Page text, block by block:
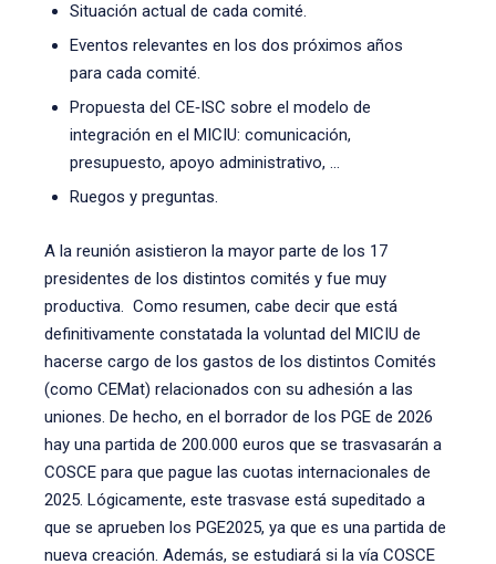
Situación actual de cada comité.
Eventos relevantes en los dos próximos años
para cada comité.
Propuesta del CE‐ISC sobre el modelo de
integración en el MICIU: comunicación,
presupuesto, apoyo administrativo, …
Ruegos y preguntas.
A la reunión asistieron la mayor parte de los 17
presidentes de los distintos comités y fue muy
productiva. Como resumen, cabe decir que está
definitivamente constatada la voluntad del MICIU de
hacerse cargo de los gastos de los distintos Comités
(como CEMat) relacionados con su adhesión a las
uniones. De hecho, en el borrador de los PGE de 2026
hay una partida de 200.000 euros que se trasvasarán a
COSCE para que pague las cuotas internacionales de
2025. Lógicamente, este trasvase está supeditado a
que se aprueben los PGE2025, ya que es una partida de
nueva creación. Además, se estudiará si la vía COSCE